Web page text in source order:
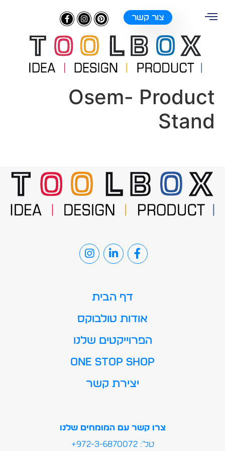
צור קשר
Osem- Product
Stand
צרו קשר עם המומחים שלנו
טל': 972-3-6870072+
דף הבית
אודות טולבוקס
הפרוייקטים שלנו
ONE STOP SHOP
יצירת קשר